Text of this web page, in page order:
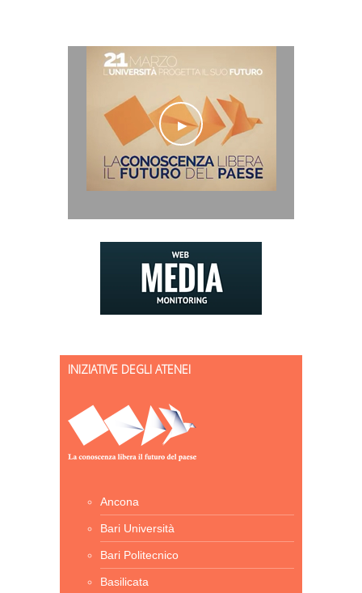
INIZIATIVE DEGLI ATENEI
Ancona
Bari Università
Bari Politecnico
Basilicata